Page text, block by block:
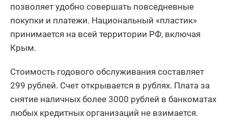
позволяет удобно совершать повседневные
покупки и платежи. Национальный «пластик»
принимается на всей территории РФ, включая
Крым.
Стоимость годового обслуживания составляет
299 рублей. Счет открывается в рублях. Плата за
снятие наличных более 3000 рублей в банкоматах
любых кредитных организаций не взимается.